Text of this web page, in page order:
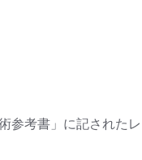
参考書」に記された